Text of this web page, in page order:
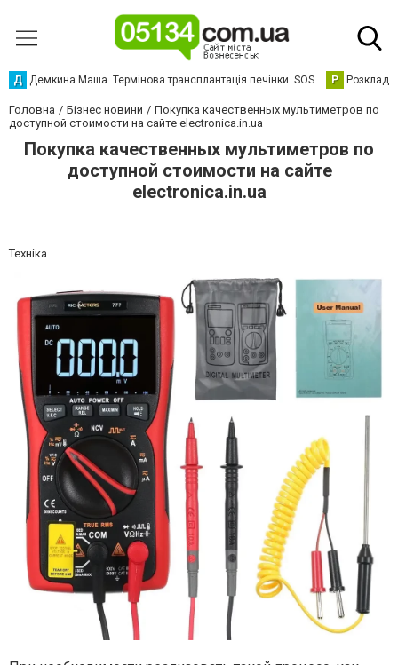
Д Демкина Маша. Термінова трансплантація печінки. SOS Р Розклад
Головна Бізнес новини
Покупка качественных мультиметров по
доступной стоимости на сайте electronica.in.ua
Покупка качественных мультиметров по
доступной стоимости на сайте
electronica.in.ua
Техніка